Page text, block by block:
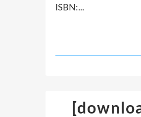
ISBN:...